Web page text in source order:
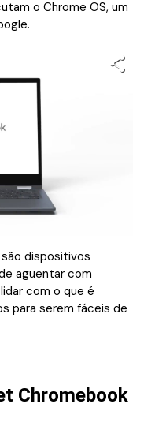
o Chrome OS, um
dispositivos
aguentar com
com o que é
para serem fáceis de
Chromebook